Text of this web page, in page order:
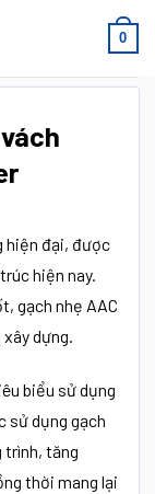
0
hiện đại, được
hiện nay.
gạch nhẹ AAC
dựng.
biểu sử dụng
sử dụng gạch
trình, tăng
thời mang lại